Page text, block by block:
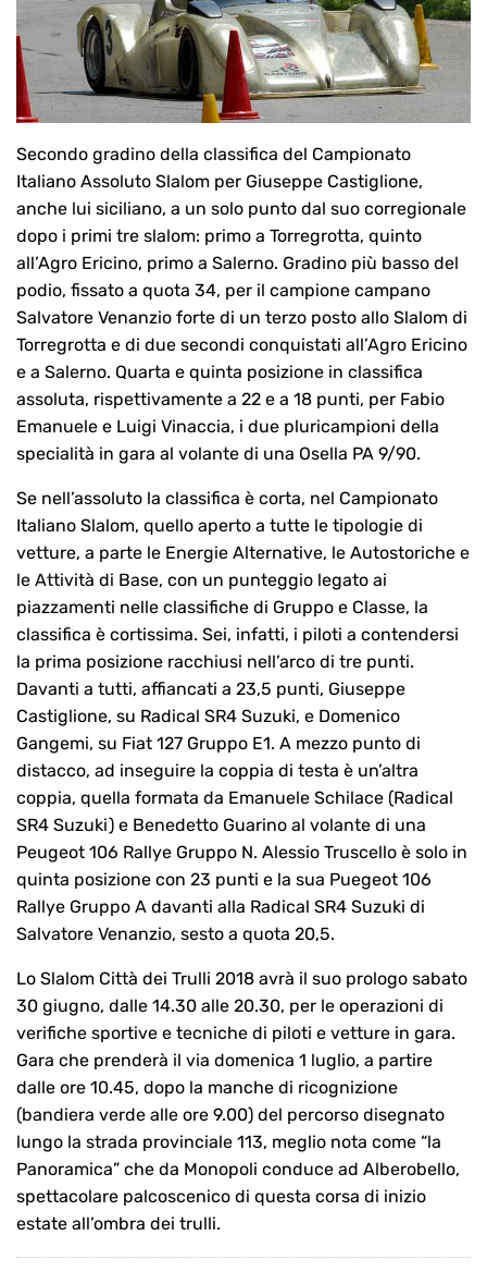
Secondo gradino della classifica del Campionato
Italiano Assoluto Slalom per Giuseppe Castiglione,
anche lui siciliano, a un solo punto dal suo corregionale
dopo i primi tre slalom: primo a Torregrotta, quinto
all’Agro Ericino, primo a Salerno. Gradino più basso del
podio, fissato a quota 34, per il campione campano
Salvatore Venanzio forte di un terzo posto allo Slalom di
Torregrotta e di due secondi conquistati all’Agro Ericino
e a Salerno. Quarta e quinta posizione in classifica
assoluta, rispettivamente a 22 e a 18 punti, per Fabio
Emanuele e Luigi Vinaccia, i due pluricampioni della
specialità in gara al volante di una Osella PA 9/90.
Se nell’assoluto la classifica è corta, nel Campionato
Italiano Slalom, quello aperto a tutte le tipologie di
vetture, a parte le Energie Alternative, le Autostoriche e
le Attività di Base, con un punteggio legato ai
piazzamenti nelle classifiche di Gruppo e Classe, la
classifica è cortissima. Sei, infatti, i piloti a contendersi
la prima posizione racchiusi nell’arco di tre punti.
Davanti a tutti, affiancati a 23,5 punti, Giuseppe
Castiglione, su Radical SR4 Suzuki, e Domenico
Gangemi, su Fiat 127 Gruppo E1. A mezzo punto di
distacco, ad inseguire la coppia di testa è un’altra
coppia, quella formata da Emanuele Schilace (Radical
SR4 Suzuki) e Benedetto Guarino al volante di una
Peugeot 106 Rallye Gruppo N. Alessio Truscello è solo in
quinta posizione con 23 punti e la sua Puegeot 106
Rallye Gruppo A davanti alla Radical SR4 Suzuki di
Salvatore Venanzio, sesto a quota 20,5.
Lo Slalom Città dei Trulli 2018 avrà il suo prologo sabato
30 giugno, dalle 14.30 alle 20.30, per le operazioni di
verifiche sportive e tecniche di piloti e vetture in gara.
Gara che prenderà il via domenica 1 luglio, a partire
dalle ore 10.45, dopo la manche di ricognizione
(bandiera verde alle ore 9.00) del percorso disegnato
lungo la strada provinciale 113, meglio nota come “la
Panoramica” che da Monopoli conduce ad Alberobello,
spettacolare palcoscenico di questa corsa di inizio
estate all’ombra dei trulli.